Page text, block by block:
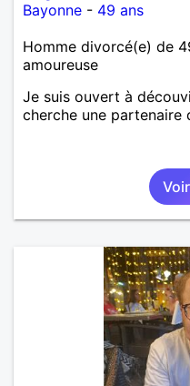
Bayonne - 49 ans
Homme divorcé(e) de
amoureuse
Je suis ouvert à
cherche une partenaire